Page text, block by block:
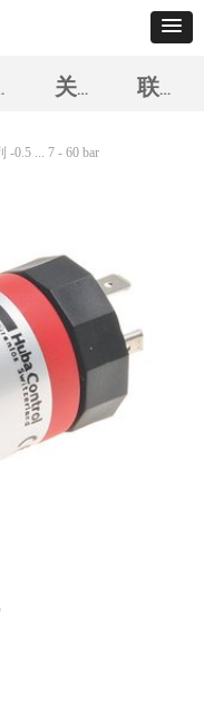
关于我们 联系我们
-0.5 ... 7 - 60 bar